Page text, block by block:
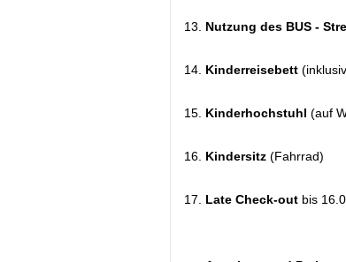
Nutzung des BUS -
Kinderreisebett
Kinderhochstuhl (auf
Kindersitz(Fahrrad)
Late Check-outbis